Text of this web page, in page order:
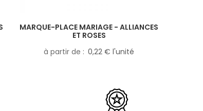
MARQUE-PLACE MARIAGE - ALLIANCES
ET ROSES
à partir de
0,22 € l'unité